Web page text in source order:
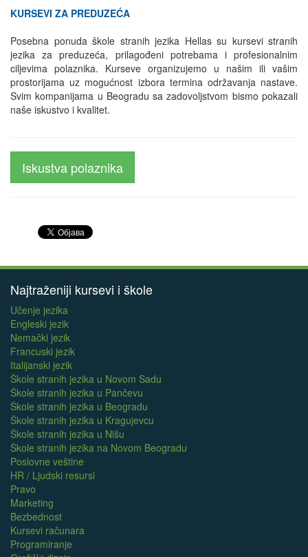
KURSEVI ZA PREDUZEĆA
Posebna ponuda škole stranih jezika Hellas su kursevi stranih
jezika za preduzeća, prilagođeni potrebama i profesionalnim
ciljevima polaznika. Kurseve organizujemo u našim ili vašim
prostorijama uz mogućnost izbora termina održavanja nastave.
Svim kompanijama u Beogradu sa zadovoljstvom bismo pokazali
naše iskustvo i kvalitet.
Iskustva polaznika
Najtraženiji kursevi i škole
Učenje jezika
Engleski jezik
Nemački jezik
Francuski jezik
Italijanski jezik
Škole stranih jezika u Novom Sadu
Škole stranih jezika u Pančevu
Škole stranih jezika u Beogradu
Škole stranih jezika u Kragujevcu
Škole stranih jezika u Nišu
Škole stranih jezika na Novom Beogradu
Poslovne veštine
HR / Ljudski resursi
Pravo
Marketing
Bezbednost
Kursevi računara
Programiranje